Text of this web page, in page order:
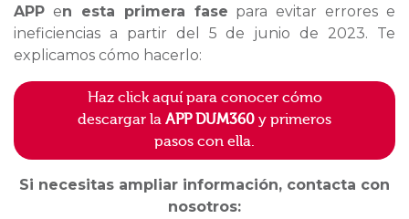
APP en esta primera fase para evitar errores e
ineficiencias a partir del 5 de junio de 2023. Te
explicamos cómo hacerlo:
Haz click aquí para conocer cómo
descargar la APP DUM360 y primeros
pasos con ella.
Si necesitas ampliar información, contacta con
nosotros: